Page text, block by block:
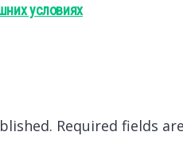
условиях
Required fields